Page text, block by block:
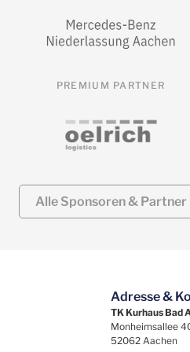
PREMIUM PARTNER
Alle Sponsoren & Partner
Adresse &
TK Kurhaus Bad
Monheimsallee
52062 Aachen